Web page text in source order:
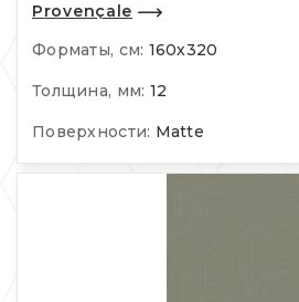
Provençale
Форматы, см: 160х320
Толщина, мм: 12
Поверхности: Matte